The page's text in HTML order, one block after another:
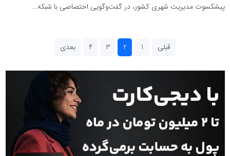
پیشکسوت مدیریت شهری کشور، در گفت‌وگویی اختصاصی با شبکه...
قبلی 1
2
3
4 بعدی